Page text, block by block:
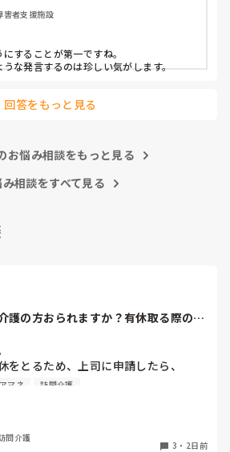
害者支援施設
することが第一ですね。
な発言するのは珍しい気がします。
回答をもっと見る
お悩み相談をもっと見る
み相談をすべて見る
護の方おられますか？有休取る際の、
をとるため、上司に申請したら、
を考えるとのこと。
良いため（←表現の仕方良くないかも
ういう理由で休みをとるから、代わり
という相談をしていました。利用者か
マネ 訪問介護
問介護
3 ・ 2日前